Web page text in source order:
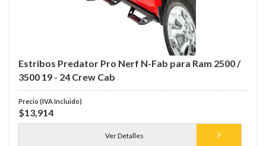
Estribos Predator Pro Nerf N-Fab para Ram 2500 /
3500 19 - 24 Crew Cab
$13,914
Ver Detalles